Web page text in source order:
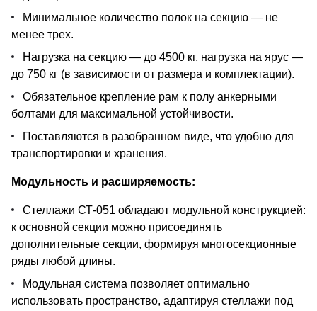
Минимальное количество полок на секцию — не
менее трех.
Нагрузка на секцию — до 4500 кг, нагрузка на ярус —
до 750 кг (в зависимости от размера и комплектации).
Обязательное крепление рам к полу анкерными
болтами для максимальной устойчивости.
Поставляются в разобранном виде, что удобно для
транспортировки и хранения.
Модульность и расширяемость:
Стеллажи СТ-051 обладают модульной конструкцией:
к основной секции можно присоединять
дополнительные секции, формируя многосекционные
ряды любой длины.
Модульная система позволяет оптимально
использовать пространство, адаптируя стеллажи под